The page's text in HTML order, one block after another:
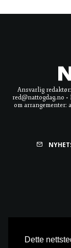
Ansvarlig
red@nattogdag.no
om arrangementer:
Dette